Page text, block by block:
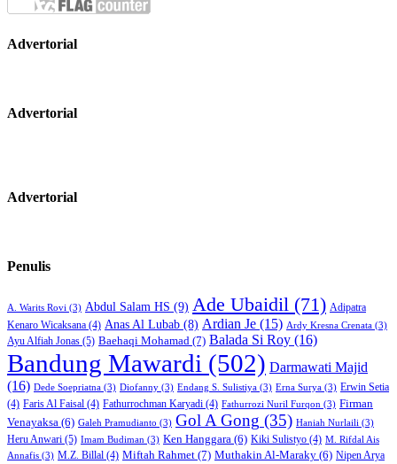
Advertorial
Advertorial
Advertorial
Penulis
A. Warits Rovi (3) Abdul Salam HS (9) Ade Ubaidil (71) Adipatra
Kenaro Wicaksana (4) Anas Al Lubab (8) Ardian Je (15) Ardy Kresna Crenata (3)
Ayu Alfiah Jonas (5) Baehaqi Mohamad (7) Balada Si Roy (16)
Bandung Mawardi (502) Darmawati Majid
(16) Dede Soepriatna (3) Diofanny (3) Endang S. Sulistiya (3) Erna Surya (3) Erwin Setia
(4) Faris Al Faisal (4) Fathurrochman Karyadi (4) Fathurrozi Nuril Furqon (3) Firman
Venayaksa (6) Galeh Pramudianto (3) Gol A Gong (35) Haniah Nurlaili (3)
Heru Anwari (5) Imam Budiman (3) Ken Hanggara (6) Kiki Sulistyo (4) M. Rifdal Ais
Annafis (3) M.Z. Billal (4) Miftah Rahmet (7) Muthakin Al-Maraky (6) Nipen Arya